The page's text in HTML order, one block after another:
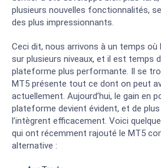
plusieurs nouvelles fonctionnalités,
des plus impressionnants.
Ceci dit, nous arrivons à un temps où
sur plusieurs niveaux, et il est temps
plateforme plus performante. Il se
MT5 présente tout ce dont on peut
actuellement. Aujourd’hui, le gain en
plateforme devient évident, et de
l’intègrent efficacement. Voici
qui ont récemment rajouté le MT5
alternative :